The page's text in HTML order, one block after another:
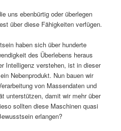
uns ebenbürtig oder überlegen
über diese Fähigkeiten verfügen.
haben sich über hunderte
des Überlebens heraus
Intelligenz verstehen, ist in dieser
Nebenprodukt. Nun bauen wir
von Massendaten und
unterstützen, damit wir mehr über
sollten diese Maschinen quasi
erlangen?